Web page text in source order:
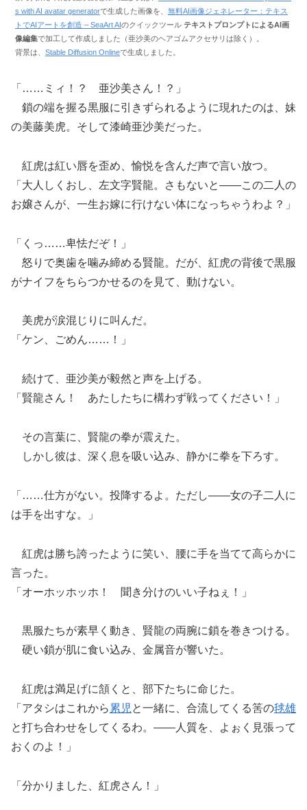
s with AI avatar generatorで生成した画像を、 無料AI画像ジェネレーター：テキス
トでAIアートを創造 – SeaArt AI のクイックツール テキストプロンプトによるAI画
像編集で加工して作成しました（亜沙美のヘアゴムアクセサリは除く）。
背景は、 Stable Diffusion Onlineで生成しました。
「……ミィ！？ 亜沙美さん！？」
鎖の端を握る黒服に引きずられるように現れたのは、妹
の美藤美虎。そして漆崎亜沙美だった。
紅虎は紅い唇を歪め、愉悦を含んだ声で言い放つ。
「大人しくおし、左文字賢龍。さもないと――この二人の
お嬢さんが、一生お嫁に行けない体になっちゃうわよ？」
「くっ……卑怯だぞ！」
怒りで奥歯を噛み締める賢龍。だが、紅虎の背後で黒服
がナイフをちらつかせるのを見て、動けない。
美虎が涙混じりに叫んだ。
「ケン、ごめん……！」
続けて、亜沙美が毅然と声を上げる。
「賢龍さん！ あたしたちに構わず戦ってください！」
その言葉に、賢龍の拳が震えた。
しかし彼は、深く息を吸い込み、静かに拳を下ろす。
「……仕方がない。投降するよ。ただし――女の子二人に
は手を出すな。」
紅虎は勝ち誇ったように笑い、腰に手を当てて高らかに
言った。
「オーホッホッホ！ 聞き分けのいい子ねぇ！」
黒服たちが素早く動き、賢龍の両腕に鎖を巻きつける。
硬い鎖が肌に食い込み、金属音が響いた。
紅虎は満足げに頷くと、部下たちに命じた。
「アタシはこれから 累児 と一緒に、合流してくる筈の毬雄
と打ち合わせをしてくるわ。――人質を、よぉく見張って
おくのよ！」
「分かりました、紅虎さん！」